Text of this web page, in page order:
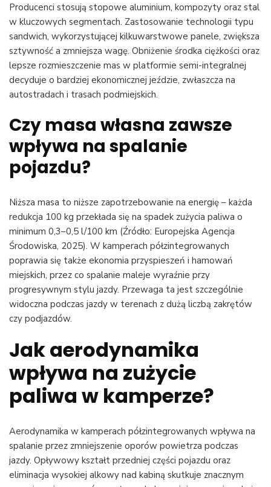
Producenci stosują stopowe aluminium, kompozyty oraz stal
w kluczowych segmentach. Zastosowanie technologii typu
sandwich, wykorzystującej kilkuwarstwowe panele, zwiększa
sztywność a zmniejsza wagę. Obniżenie środka ciężkości oraz
lepsze rozmieszczenie mas w platformie semi-integralnej
decyduje o bardziej ekonomicznej jeździe, zwłaszcza na
autostradach i trasach podmiejskich.
Czy masa własna zawsze
wpływa na spalanie
pojazdu?
Niższa masa to niższe zapotrzebowanie na energię – każda
redukcja 100 kg przekłada się na spadek zużycia paliwa o
minimum 0,3–0,5 l/100 km (Źródło: Europejska Agencja
Środowiska, 2025). W kamperach półzintegrowanych
poprawia się także ekonomia przyspieszeń i hamowań
miejskich, przez co spalanie maleje wyraźnie przy
progresywnym stylu jazdy. Przewaga ta jest szczególnie
widoczna podczas jazdy w terenach z dużą liczbą zakrętów
czy podjazdów.
Jak aerodynamika
wpływa na zużycie
paliwa w kamperze?
Aerodynamika w kamperach półzintegrowanych wpływa na
spalanie przez zmniejszenie oporów powietrza podczas
jazdy. Opływowy kształt przedniej części pojazdu oraz
eliminacja wysokiej alkowy nad kabiną skutkuje znacznym